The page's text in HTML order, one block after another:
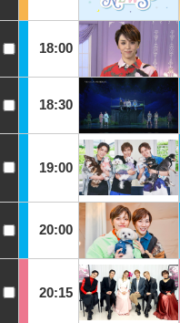
18:00
18:30
19:00
20:00
20:15